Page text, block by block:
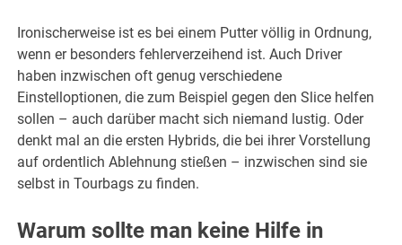
Ironischerweise ist es bei einem Putter völlig in Ordnung,
wenn er besonders fehlerverzeihend ist. Auch Driver
haben inzwischen oft genug verschiedene
Einstelloptionen, die zum Beispiel gegen den Slice helfen
sollen – auch darüber macht sich niemand lustig. Oder
denkt mal an die ersten Hybrids, die bei ihrer Vorstellung
auf ordentlich Ablehnung stießen – inzwischen sind sie
selbst in Tourbags zu finden.
Warum sollte man keine Hilfe in